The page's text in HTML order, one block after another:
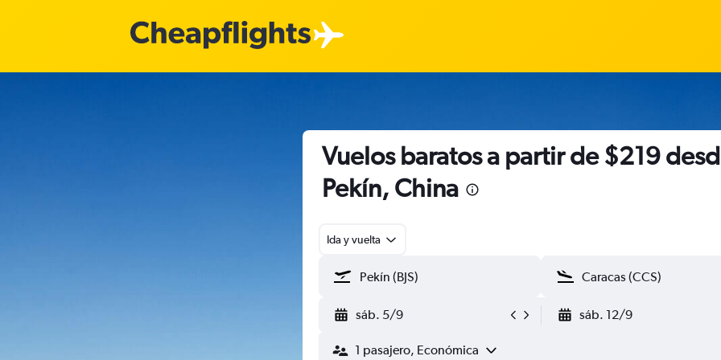
Vuelos baratos a partir de $219
Pekín, China
Ida y vuelta
sáb. 5/9 sáb. 12/9
1 pasajero, Económica